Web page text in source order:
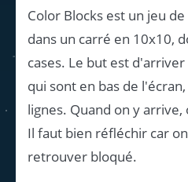
Color Blocks est un jeu
dans un carré en 10x10,
cases. Le but est
qui sont en bas de
lignes. Quand on y
Il faut bien réfléchir car
retrouver bloqué.